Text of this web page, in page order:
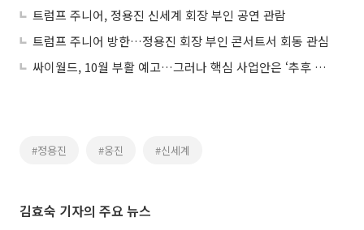
트럼프 주니어, 정용진 신세계 회장 부인 공연 관람
트럼프 주니어 방한…정용진 회장 부인 콘서트서 회동 관심
싸이월드, 10월 부활 예고…그러나 핵심 사업안은 ‘추후 공개’
#정용진 #웅진 #신세계
김효숙 기자의 주요 뉴스